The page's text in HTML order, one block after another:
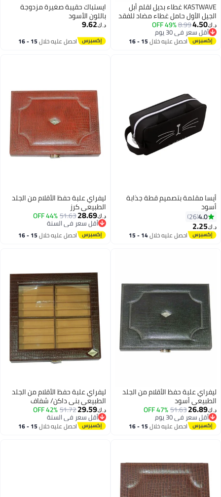
KASTWAVE غطاء بديل لقلم أبل
الجيل الأول حامل غطاء مضاد للفقد
حزام سيليكون واقي غطاء
عبوات أبيض وردي أخضر
د.ك‏4.50
8.99
49% OFF
أقل سعر في 30 يوم
أقل سعر في 30 يوماحصل عليه خلال 15 - 16
ايستباك حقيبة صغيرة مزدوجة
باللون الأسود
د.ك‏9.62
احصل عليه خلال 15 - 16
أيسا مقلمة بتصميم قطة جذابة
أسود
4.0
26
د.ك‏2.25
احصل عليه خلال 14 - 15
ليفراي علبة حفظ الأقلام من الجلد
الطبيعي كرز
د.ك‏28.69
51.63
44% OFF
أقل سعر في السنة
أقل سعر في السنة
احصل عليه خلال 15 - 16
ليفراي علبة حفظ الأقلام من الجلد
الطبيعي أسود
د.ك‏26.89
51.63
47% OFF
أقل سعر في 30 يوم
أقل سعر في 30 يوماحصل عليه خلال 15 - 16
ليفراي علبة حفظ الأقلام من الجلد
الطبيعي بني داكن/ شفاف
د.ك‏29.59
51.72
42% OFF
أقل سعر في السنة
أقل سعر في السنة
احصل عليه خلال 15 - 16